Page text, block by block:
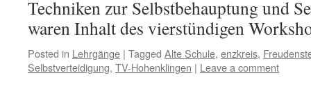
Techniken zur Selbstbehauptung und
waren Inhalt des vierstündigen
Posted in Lehrgänge | Tagged Alte Schule, enzkreis,
Selbstverteidigung, TV-Hohenklingen | Leave a comment